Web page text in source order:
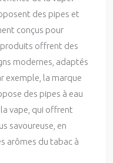
des pipes et
conçus pour
produits offrent des
modernes, adaptés
exemple, la marque
des pipes à eau
vape, qui offrent
savoureuse, en
arômes du tabac à